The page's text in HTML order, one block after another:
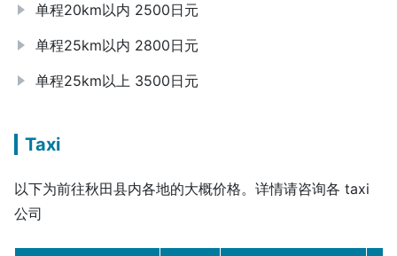
单程20km以内 2500日元
单程25km以内 2800日元
单程25km以上 3500日元
Taxi
以下为前往秋田县内各地的大概价格。详情请咨询各 taxi
公司